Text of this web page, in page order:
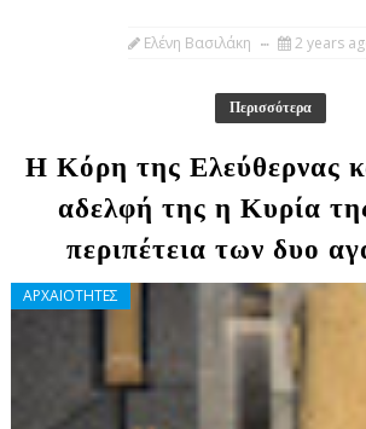
Ελένη Βασιλάκη 2 years
Περισσότερα
Η Κόρη της Ελεύθερνας
αδελφή της η Κυρία
περιπέτεια των δυο
ΑΡΧΑΙΟΤΗΤΕΣ